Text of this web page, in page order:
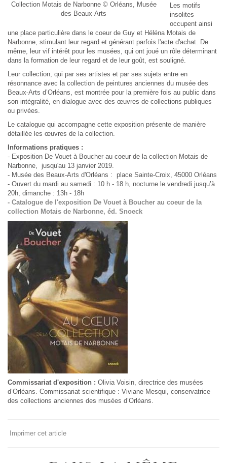
Collection Motais de Narbonne © Orléans, Musée
des Beaux-Arts
Les motifs
insolites
occupent ainsi
une place particulière dans le coeur de Guy et Héléna Motais de
Narbonne, stimulant leur regard et générant parfois l'acte d'achat. De
même, leur vif intérêt pour les musées, qui ont joué un rôle déterminant
dans la formation de leur regard et de leur goût, est souligné.
Leur collection, qui par ses artistes et par ses sujets entre en
résonnance avec la collection de peintures anciennes du musée des
Beaux-Arts d’Orléans, est montrée pour la première fois au public dans
son intégralité, en dialogue avec des œuvres de collections publiques
ou privées.
Le catalogue qui accompagne cette exposition présente de manière
détaillée les œuvres de la collection.
Informations pratiques :
- Exposition De Vouet à Boucher au coeur de la collection Motais de
Narbonne, jusqu'au 13 janvier 2019.
- Musée des Beaux-Arts d'Orléans : place Sainte-Croix, 45000 Orléans
- Ouvert du mardi au samedi : 10 h - 18 h, nocturne le vendredi jusqu’à
20h, dimanche : 13h - 18h
- Catalogue de l'exposition De Vouet à Boucher au coeur de la
collection Motais de Narbonne, éd. Snoeck
Commissariat d'exposition : Olivia Voisin, directrice des musées
d’Orléans. Commissariat scientifique : Viviane Mesqui, conservatrice
des collections anciennes des musées d’Orléans.
Imprimer cet article